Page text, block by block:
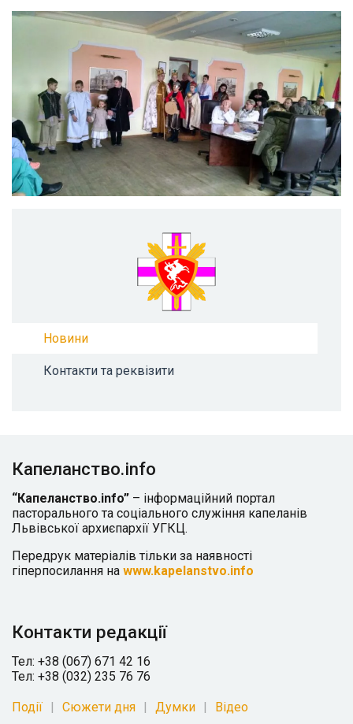
Новини
Контакти та реквізити
Капеланство.info
“Капеланство.info” – інформаційний портал
пасторального та соціального служіння капеланів
Львівської архиєпархії УГКЦ.
Передрук матеріалів тільки за наявності
гіперпосилання на www.kapelanstvo.info
Контакти редакції
Тел: +38 (067) 671 42 16
Тел: +38 (032) 235 76 76
Події Сюжети дня Думки Відео